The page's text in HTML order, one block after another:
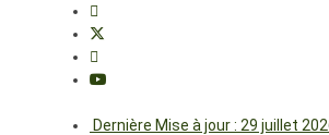
Dernière Mise à jour : 29 juillet